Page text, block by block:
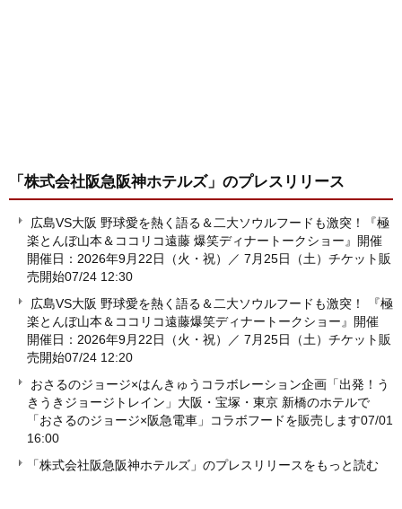
「株式会社阪急阪神ホテルズ」 のプレスリリース
広島VS大阪 野球愛を熱く語る＆二大ソウルフードも激突！『極
楽とんぼ山本＆ココリコ遠藤 爆笑ディナートークショー』開催
開催日：2026年9月22日（火・祝）／ 7月25日（土）チケット販
売開始07/24 12:30
広島VS大阪 野球愛を熱く語る＆二大ソウルフードも激突！ 『極
楽とんぼ山本＆ココリコ遠藤爆笑ディナートークショー』開催
開催日：2026年9月22日（火・祝）／ 7月25日（土）チケット販
売開始07/24 12:20
おさるのジョージ×はんきゅうコラボレーション企画「出発！う
きうきジョージトレイン」大阪・宝塚・東京 新橋のホテルで
「おさるのジョージ×阪急電車」コラボフードを販売します07/01
16:00
「株式会社阪急阪神ホテルズ」のプレスリリースをもっと読む